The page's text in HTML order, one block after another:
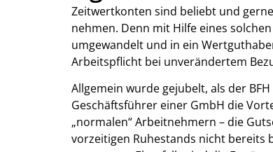
Zeitwertkonten sind beliebt und
nehmen. Denn mit Hilfe eines
umgewandelt und in ein
Arbeitspflicht bei unverändertem
Allgemein wurde gejubelt, als der
Geschäftsführer einer GmbH die
„normalen“ Arbeitnehmern – die
vorzeitigen Ruhestands nicht bereits